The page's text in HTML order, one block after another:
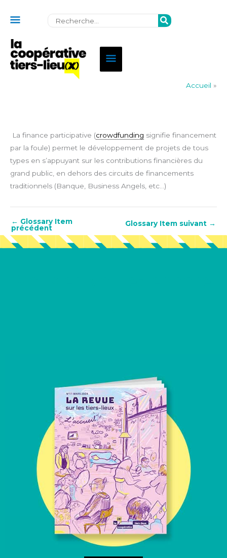
Rechercher:
de
l'en-
Menu
principal
Accueil »
La finance participative (crowdfunding signifie financement
par la foule) permet le développement de projets de tous
types en s’appuyant sur les contributions financières du
grand public, en dehors des circuits de financements
traditionnels (Banque, Business Angels, etc…)
← Glossary Item
précédent
Glossary Item suivant →